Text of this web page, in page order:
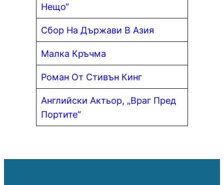
Нещо“
Сбор На Държави В Азия
Малка Кръчма
Роман От Стивън Кинг
Английски Актьор, „Враг Пред
Портите“